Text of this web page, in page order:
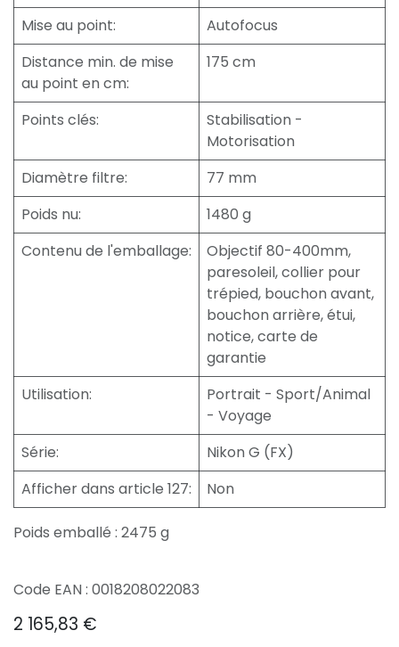
Mise au point:
Autofocus
Distance min. de mise
au point en cm:
175 cm
Points clés:
Stabilisation -
Motorisation
Diamètre filtre:
77 mm
Poids nu:
1480 g
Contenu de l'emballage:
Objectif 80-400mm,
paresoleil, collier pour
trépied, bouchon avant,
bouchon arrière, étui,
notice, carte de
garantie
Utilisation:
Portrait - Sport/Animal
- Voyage
Série:
Nikon G (FX)
Afficher dans article 127: Non
Poids emballé : 2475 g
Code EAN : 0018208022083
2 165,83 €